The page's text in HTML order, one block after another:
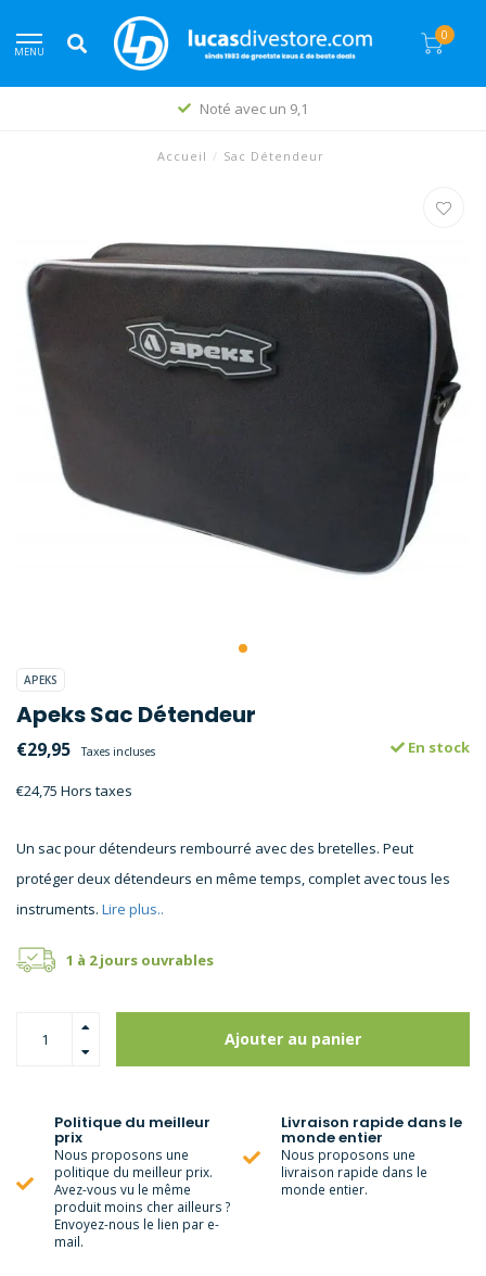
MENU
0
Noté avec un 9,1
Accueil / Sac Détendeur
APEKS
Apeks Sac Détendeur
€29,95 Taxes incluses
€24,75 Hors taxes
En stock
Un sac pour détendeurs rembourré avec des bretelles. Peut
protéger deux détendeurs en même temps, complet avec tous les
instruments. Lire plus..
1 à 2 jours ouvrables
Ajouter au panier
Politique du meilleur
prix
Nous proposons une
politique du meilleur prix.
Avez-vous vu le même
produit moins cher ailleurs ?
Envoyez-nous le lien par e-
mail.
Livraison rapide dans le
monde entier
Nous proposons une
livraison rapide dans le
monde entier.